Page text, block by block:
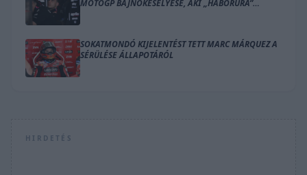
MOTOGP BAJNOKESÉLYESE, AKI „HÁBORÚRA”
SOKATMONDÓ KIJELENTÉST TETT MARC MÁRQUEZ A
SÉRÜLÉSE ÁLLAPOTÁRÓL
HIRDETÉS